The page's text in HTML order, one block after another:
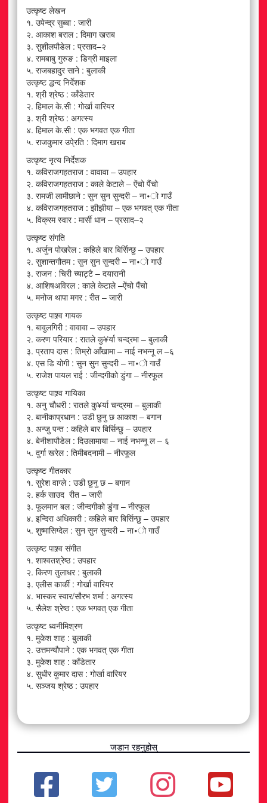
उत्कृष्ट लेखन
१. उपेन्द्र सुब्बा : जारी
२. आकाश बराल : दिमाग खराब
३. सुशीलपौडेल : प्रसाद–२
४. रामबाबु गुरुङ : डिग्री माइला
५. राजबहादुर साने : बुलाकी
उत्कृष्ट द्धन्द निर्देशक
१. श्री श्रेष्ठ : काँडेतार
२. हिमाल के.सी : गोर्खा वारियर
३. श्री श्रेष्ठ : अगत्स्य
४. हिमाल के.सी : एक भगवत एक गीता
५. राजकुमार उपे्रति : दिमाग खराब
उत्कृष्ट नृत्य निर्देशक
१. कविराजगहतराज : वावावा – उपहार
२. कविराजगहतराज : काले केटाले – ऐंचो पैंचो
३. रामजी लामीछाने : सुन सुन सुन्दरी – ना∙ो गाउँ
४. कविराजगहतराज : झीझीया – एक भगवत् एक गीता
५. विक्रम स्वार : मार्सी धान – प्रसाद–२
उत्कृष्ट संगति
१. अर्जुन पोखरेल : कहिले बार बिर्सिन्छु – उपहार
२. सुशान्तगौतम : सुन सुन सुन्दरी – ना∙ो गाउँ
३. राजन : चिरी च्याट्टै – दयारानी
४. आशिषअविरल : काले केटाले –ऐंचो पैंचो
५. मनोज थापा मगर : रीत – जारी
उत्कृष्ट पाश्र्व गायक
१. बावुलगिरी : वावावा – उपहार
२. करण परियार : रातले कु¥र्या चन्द्रमा – बुलाकी
३. प्रताप दास : तिम्रो आँखामा – नाई नभन्नू ल –६
४. एस डि योगी : सुन सुन सुन्दरी – ना∙ो गाउँ
५. राजेश पायल राई : जीन्दगीको डुंगा – नीरफूल
उत्कृष्ट पाश्र्व गायिका
१. अनु चौधरी : रातले कु¥र्या चन्द्रमा – बुलाकी
२. बानीकाप्रधान : उडी छुनु छ आकाश – बगान
३. अन्जु पन्त : कहिले बार बिर्सिन्छु – उपहार
४. बेनीशापौडेल : दिउलामाया – नाई नभन्नू ल – ६
५. दुर्गा खरेल : तिमीबदनामी – नीरफूल
उत्कृष्ट गीतकार
१. सुरेश वाग्ले : उडी छुनु छ – बगान
२. हर्क साउद रीत – जारी
३. फूलमान बल : जीन्दगीको डुंगा – नीरफूल
४. इन्दिरा अधिकारी : कहिले बार बिर्सिन्छु – उपहार
५. शुष्मासिग्देल : सुन सुन सुन्दरी – ना∙ो गाउँ
उत्कृष्ट पाश्र्व संगीत
१. शाश्वतश्रेष्ठ : उपहार
२. किरण तुलाधर : बुलाकी
३. एलीस कार्की : गोर्खा वारियर
४. भास्कर स्वार/सौरभ शर्मा : अगत्स्य
५. सैलेश श्रेष्ठ : एक भगवत् एक गीता
उत्कृष्ट ध्वनीमिश्रण
१. मुकेश शाह : बुलाकी
२. उत्तमन्यौपाने : एक भगवत् एक गीता
३. मुकेश शाह : काँडेतार
४. सुधीर कुमार दास : गोर्खा वारियर
५. सञ्जय श्रेष्ठ : उपहार
जडान रहनुहोस्